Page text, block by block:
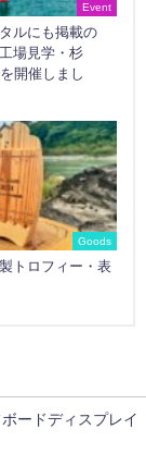
Event
ルにも掲載の
場見学・杉
開催しまし
Goods
トロフィー・表
ードディスプレイ